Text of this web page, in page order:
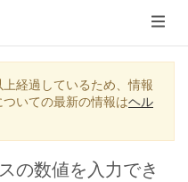
メ
ニ
ュ
ー
経過しているため、情報
いての最新の情報はヘル
の数値を入力でき